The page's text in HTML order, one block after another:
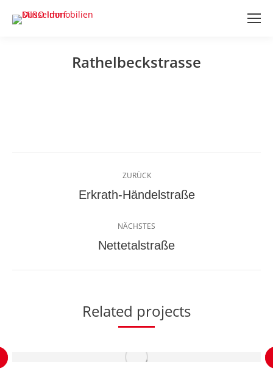
Rathelbeckstrasse
navigation
ZURÜCK
Previous
Erkrath-Händelstraße
NÄCHSTES
Next
Nettetalstraße
Related projects